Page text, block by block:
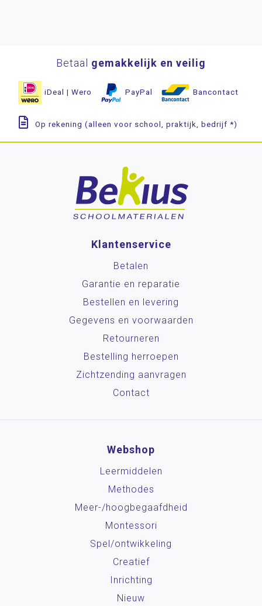
Betaal gemakkelijk en veilig
iDeal | Wero PayPal Bancontact
Op rekening (alleen voor school, praktijk, bedrijf *)
Klantenservice
Betalen
Garantie en reparatie
Bestellen en levering
Gegevens en voorwaarden
Retourneren
Bestelling herroepen
Zichtzending aanvragen
Contact
Webshop
Leermiddelen
Methodes
Meer-/hoog­begaafdheid
Montessori
Spel/ontwikkeling
Creatief
Inrichting
Nieuw